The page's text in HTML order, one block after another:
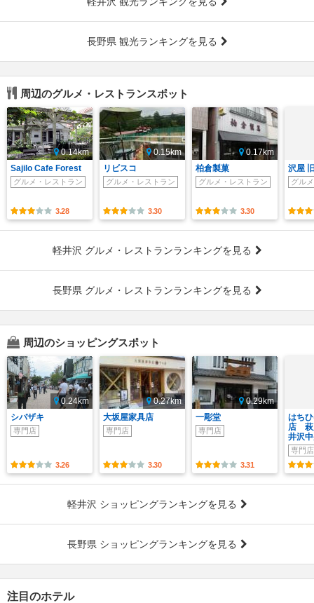
長野県 観光ランキングを見る
周辺のグルメ・レストランスポット
0.14km
Sajilo Cafe Forest
グルメ・レストラン
3.28
0.15km
リビスコ
グルメ・レストラン
3.30
0.17km
柏倉製菓
グルメ・レストラン
3.30
沢屋
グル
軽井沢 グルメ・レストランランキングを見る
長野県 グルメ・レストランランキングを見る
周辺のショッピングスポット
0.24km
シバザキ
専門店
3.26
0.27km
大坂屋家具店
専門店
3.30
0.29km
一彫堂
専門店
3.31
はち
店 萩
井沢
専門店
軽井沢 ショッピングランキングを見る
長野県 ショッピングランキングを見る
注目のホテル